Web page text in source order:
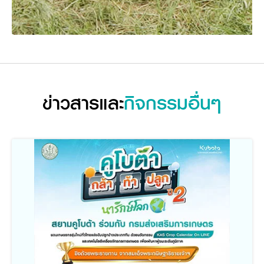
ข่าวสารและกิจกรรมอื่นๆ